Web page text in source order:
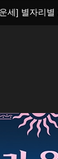
세] 별자리별